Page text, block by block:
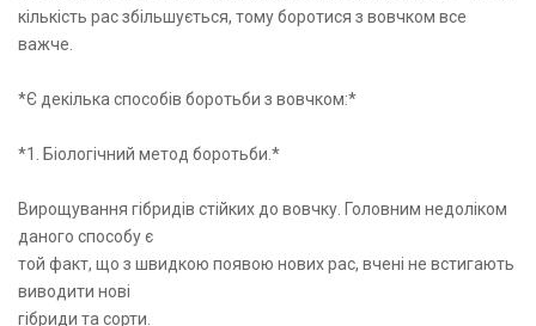
кількість рас збільшується, тому боротися з вовчком все
важче.
*Є декілька способів боротьби з вовчком:*
*1. Біологічний метод боротьби.*
Вирощування гібридів стійких до вовчку. Головним недоліком
даного способу є
той факт, що з швидкою появою нових рас, вчені не встигають
виводити нові
гібриди та сорти.